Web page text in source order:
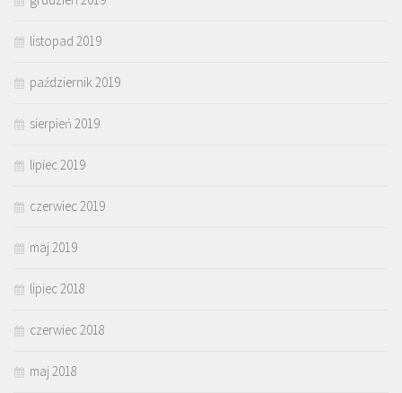
listopad 2019
październik 2019
sierpień 2019
lipiec 2019
czerwiec 2019
maj 2019
lipiec 2018
czerwiec 2018
maj 2018